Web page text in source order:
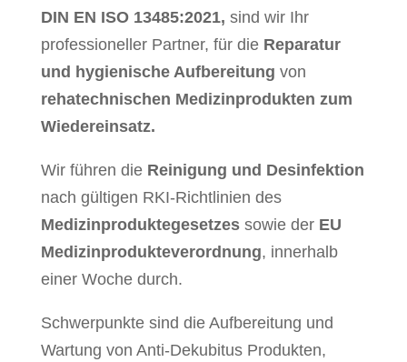
DIN EN ISO 13485:2021, sind wir Ihr
professioneller Partner, für die Reparatur
und hygienische Aufbereitung von
rehatechnischen Medizinprodukten zum
Wiedereinsatz.
Wir führen die Reinigung und Desinfektion
nach gültigen RKI-Richtlinien des
Medizinproduktegesetzessowie der EU
Medizinprodukteverordnung, innerhalb
einer Woche durch.
Schwerpunkte sind die Aufbereitung und
Wartung von Anti-Dekubitus Produkten,